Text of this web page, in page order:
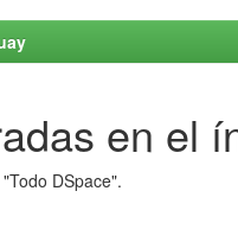
en el
DSpace".